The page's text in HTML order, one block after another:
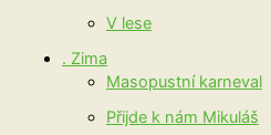
V lese
. Zima
Masopustní karneval
Přijde k nám Mikuláš